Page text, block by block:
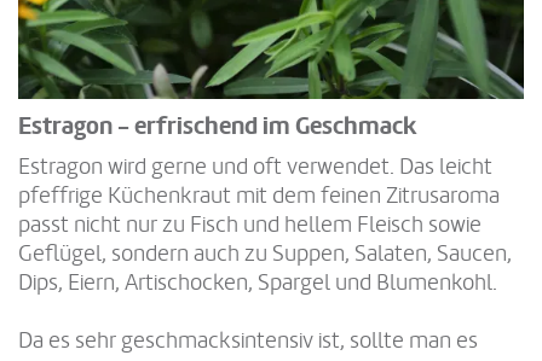
Estragon - erfrischend im Geschmack
Estragon wird gerne und oft verwendet. Das leicht
pfeffrige Küchenkraut mit dem feinen Zitrusaroma
passt nicht nur zu Fisch und hellem Fleisch sowie
Geflügel, sondern auch zu Suppen, Salaten, Saucen,
Dips, Eiern, Artischocken, Spargel und Blumenkohl.
Da es sehr geschmacksintensiv ist, sollte man es